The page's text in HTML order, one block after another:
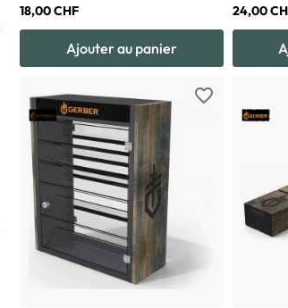
18,00 CHF
Ajouter au panier
24,00
favorite_border